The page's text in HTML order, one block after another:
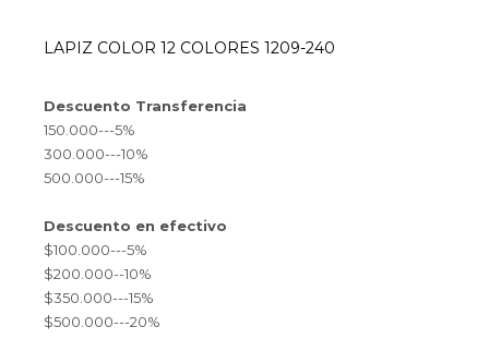
LAPIZ COLOR 12 COLORES 1209-240
Descuento Transferencia
150.000---5%
300.000---10%
500.000---15%
Descuento en efectivo
$100.000---5%
$200.000--10%
$350.000---15%
$500.000---20%